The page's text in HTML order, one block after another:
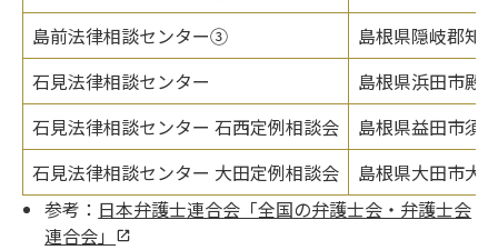
島前法律相談センター③
島根県隠岐郡知
石見法律相談センター
島根県浜田市殿
石見法律相談センター 石西定例相談会
島根県益田市須
石見法律相談センター 大田定例相談会
島根県大田市大
参考： 日本弁護士連合会「全国の弁護士会・弁護士会
連合会」